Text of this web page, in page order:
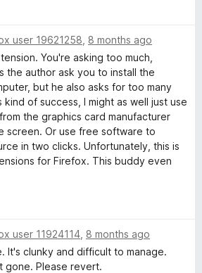
user 19621258 8 months ago
You're asking too much,
the author ask you to install the
but he also asks for too many
kind of success, I might as well just use
the graphics card manufacturer
screen. Or use free software to
in two clicks. Unfortunately, this is
for Firefox. This buddy even
user 11924114 8 months ago
It's clunky and difficult to manage.
gone. Please revert.